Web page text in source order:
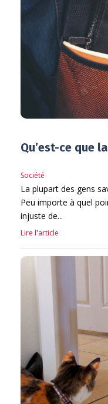
Qu’est-ce que
Société
La plupart des gens
Peu importe à quel
injuste de...
Lire l'article